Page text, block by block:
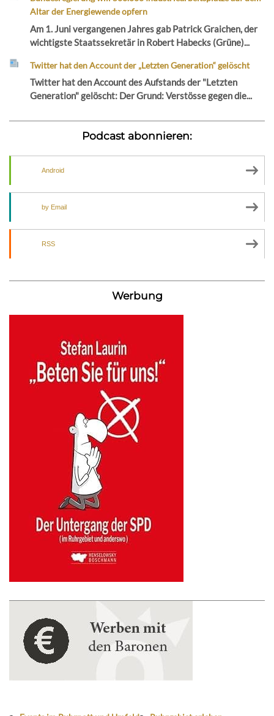
Altar der Energiewende opfern
Am 1. Juni vergangenen Jahres gab Patrick Graichen, der
wichtigste Staatssekretär in Robert Habecks (Grüne)...
Twitter hat den Account der „Letzten Generation“ gelöscht
Twitter hat den Account des Aufstands der "Letzten
Generation" gelöscht: Der Grund: Verstösse gegen die...
Podcast abonnieren:
Android
by Email
RSS
Werbung